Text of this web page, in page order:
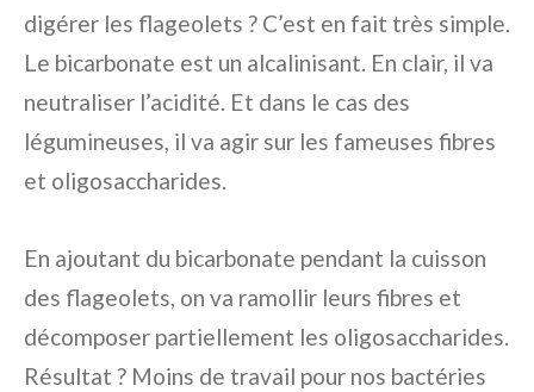
digérer les flageolets ? C’est en fait très simple.
Le bicarbonate est un alcalinisant. En clair, il va
neutraliser l’acidité. Et dans le cas des
légumineuses, il va agir sur les fameuses fibres
et oligosaccharides.
En ajoutant du bicarbonate pendant la cuisson
des flageolets, on va ramollir leurs fibres et
décomposer partiellement les oligosaccharides.
Résultat ? Moins de travail pour nos bactéries